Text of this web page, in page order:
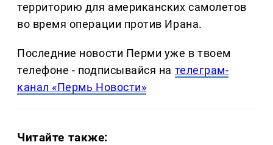
территорию для американских самолетов
во время операции против Ирана.
Последние новости Перми уже в твоем
телефоне - подписывайся на телеграм-
канал «Пермь Новости»
Читайте также: